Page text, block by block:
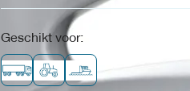
Geschikt voor: